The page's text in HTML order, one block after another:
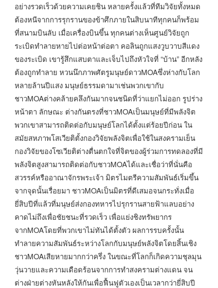
อย่างรวดเร็วด้วยความเคยชิน หลายครั้งแล้วที่ทีมวิจัยทั้งหมด
ต้องหนีจากการรุกรานของข้าศึกภายในสิบนาทีทุกคนก็พร้อม
ที่สนามบินลับ เมื่อเครื่องบินขึ้น ทุกคนต่างเห็นศูนย์วิจัยถูก
ระเบิดทำลายหายไปต่อหน้าต่อตา คอลินถูกแสงวูบวาบสีแดง
ของระเบิด เขารู้สึกแสบตาและเจ็บไปถึงหัวใจที่ “บ้าน” อีกหลัง
ต้องถูกทำลาย หวนนึกภาพศัตรูมนุษย์ดาวMOAซึ่งห่างกับโลก
หลายล้านปีแสง มนุษย์ธรรมดามาเช่นพวกเขากับ
ชาวMOAต่างคล้ายคลึงกันมากจนชนิดที่ว่าแยกไม่ออก รูปร่าง
หน้าตา ลักษณะ ต่างกันตรงที่ชาวMOAเป็นมนุษย์ที่มีพลังจิต
พวกเขาสามารถติดต่อกับมนุษย์โลกได้ตั้งแต่ร้อยปีก่อน ใน
สมัยสหภาพโสเวียติตั้งกองวิจัยพลังจิตเพื่อใช้ในสงครามเย็น
กองวิจัยของโซเวียติต่างตื่นตกใจที่จิตของผู้ร่วมการทดลองที่มี
พลังจิตสูงสามารถติดต่อกับชาวMOAได้และเชื่อว่าที่นั่นคือ
สวรรค์หรืออาณาจักรพระเจ้า มิตรไมตรีความสัมพันธ์เริ่มขึ้น
จากจุดนั้นเรื่อยมา ชาวMOAเป็นมิตรที่ดีเสมอจนกระทั่งเมื่อ
ยี่สิบปีที่แล้วที่มนุษย์ส่งกองทหารไปรุกรานสายฟ้าแลบอย่าง
คาดไม่ถึงเพื่อชัยชนะที่รวดเร็ว เพื่อแย่งชิงทรัพยากร
จากMOAโดยที่พวกเขาไม่ทันได้ตั้งตัว ผลการรบครั้งนั้น
ทำลายความสัมพันธ์ระหว่างโลกกับมนุษย์พลังจิตโดยสิ้นเชิง
ชาวMOAเสียหายมากกว่าครึ่ง ในขณะที่โลกก็เกิดความชุลมุน
วุ่นวายและความเดือดร้อนจากการทำสงครามต่างแดน จน
ต่างฝ่ายต่างหันหลังให้กันเพื่อฟื้นฟูตัวเองเป็นเวลากว่ายี่สิบปี